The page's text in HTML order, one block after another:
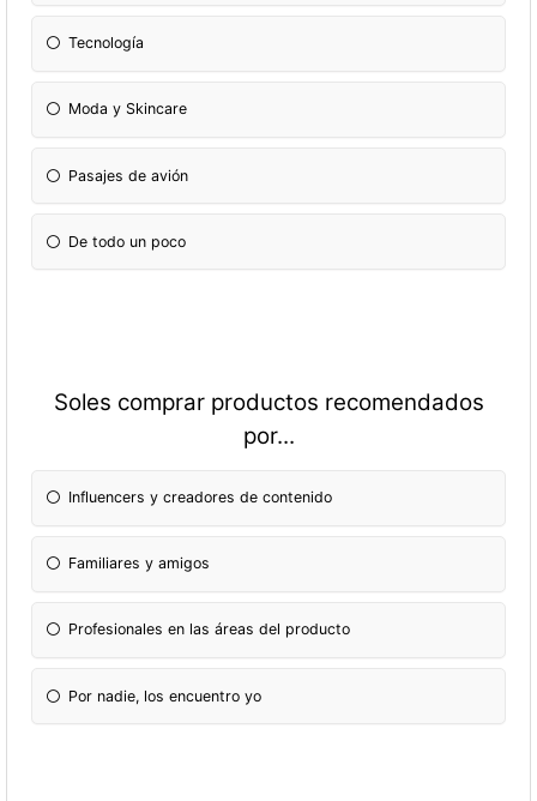
Tecnología
Moda y Skincare
Pasajes de avión
De todo un poco
Soles comprar productos recomendados
por...
Influencers y creadores de contenido
Familiares y amigos
Profesionales en las áreas del producto
Por nadie, los encuentro yo